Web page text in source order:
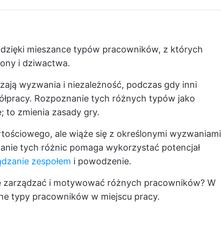
mieszance typów pracowników, z których
i dziwactwa.
wyzwania i niezależność, podczas gdy inni
Rozpoznanie tych różnych typów jako
to zmienia zasady gry.
ale wiąże się z określonymi wyzwaniami
tych różnic pomaga wykorzystać potencjał
zespołem i powodzenie.
zarządzać i motywować różnych pracowników? W
typy pracowników w miejscu pracy.